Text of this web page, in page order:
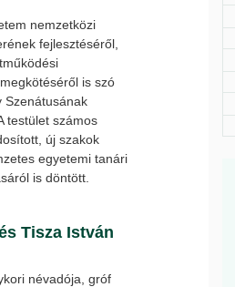
nemzetközi
fejlesztéséről,
is szó
Szenátusának
testület számos
új szakok
egyetemi tanári
is döntött.
Tisza István
névadója, gróf